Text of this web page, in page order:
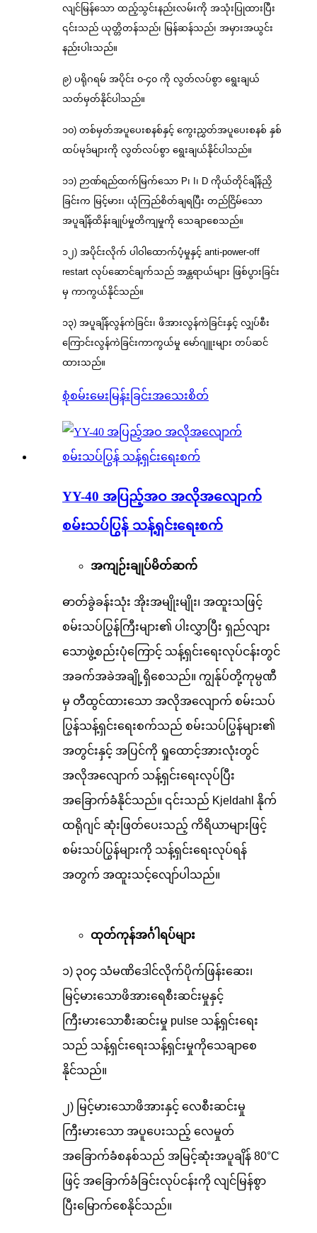
လျင်မြန်သော ထည့်သွင်းနည်းလမ်းကို အသုံးပြုထားပြီး
၎င်းသည် ယုတ္တိတန်သည်၊ မြန်ဆန်သည်၊ အမှားအယွင်း
နည်းပါးသည်။
၉) ပရိုဂရမ် အပိုင်း ၀-၄၀ ကို လွတ်လပ်စွာ ရွေးချယ်
သတ်မှတ်နိုင်ပါသည်။
၁၀) တစ်မှတ်အပူပေးစနစ်နှင့် ကွေးညွှတ်အပူပေးစနစ် နှစ်
ထပ်မုဒ်များကို လွတ်လပ်စွာ ရွေးချယ်နိုင်ပါသည်။
၁၁) ဉာဏ်ရည်ထက်မြက်သော P၊ I၊ D ကိုယ်တိုင်ချိန်ညှိ
ခြင်းက မြင့်မား၊ ယုံကြည်စိတ်ချရပြီး တည်ငြိမ်သော
အပူချိန်ထိန်းချုပ်မှုတိကျမှုကို သေချာစေသည်။
၁၂) အပိုင်းလိုက် ပါဝါထောက်ပံ့မှုနှင့် anti-power-off
restart လုပ်ဆောင်ချက်သည် အန္တရာယ်များ ဖြစ်ပွားခြင်း
မှ ကာကွယ်နိုင်သည်။
၁၃) အပူချိန်လွန်ကဲခြင်း၊ ဖိအားလွန်ကဲခြင်းနှင့် လျှပ်စီး
ကြောင်းလွန်ကဲခြင်းကာကွယ်မှု မော်ဂျူးများ တပ်ဆင်
ထားသည်။
စုံစမ်းမေးမြန်းခြင်းအသေးစိတ်
YY-40 အပြည့်အဝ အလိုအလျောက်
စမ်းသပ်ပြွန် သန့်ရှင်းရေးစက်
အကျဉ်းချုပ်မိတ်ဆက်
ဓာတ်ခွဲခန်းသုံး အိုးအမျိုးမျိုး၊ အထူးသဖြင့်
စမ်းသပ်ပြွန်ကြီးများ၏ ပါးလွှာပြီး ရှည်လျား
သောဖွဲ့စည်းပုံကြောင့် သန့်ရှင်းရေးလုပ်ငန်းတွင်
အခက်အခဲအချို့ရှိစေသည်။ ကျွန်ုပ်တို့ကုမ္ပဏီ
မှ တီထွင်ထားသော အလိုအလျောက် စမ်းသပ်
ပြွန်သန့်ရှင်းရေးစက်သည် စမ်းသပ်ပြွန်များ၏
အတွင်းနှင့် အပြင်ကို ရှုထောင့်အားလုံးတွင်
အလိုအလျောက် သန့်ရှင်းရေးလုပ်ပြီး
အခြောက်ခံနိုင်သည်။ ၎င်းသည် Kjeldahl နိုက်
ထရိုဂျင် ဆုံးဖြတ်ပေးသည့် ကိရိယာများဖြင့်
စမ်းသပ်ပြွန်များကို သန့်ရှင်းရေးလုပ်ရန်
အတွက် အထူးသင့်လျော်ပါသည်။
ထုတ်ကုန်အင်္ဂါရပ်များ
၁) ၃၀၄ သံမဏိဒေါင်လိုက်ပိုက်ဖြန်းဆေး၊
မြင့်မားသောဖိအားရေစီးဆင်းမှုနှင့်
ကြီးမားသောစီးဆင်းမှု pulse သန့်ရှင်းရေး
သည် သန့်ရှင်းရေးသန့်ရှင်းမှုကိုသေချာစေ
နိုင်သည်။
၂) မြင့်မားသောဖိအားနှင့် လေစီးဆင်းမှု
ကြီးမားသော အပူပေးသည့် လေမှုတ်
အခြောက်ခံစနစ်သည် အမြင့်ဆုံးအပူချိန် 80°C
ဖြင့် အခြောက်ခံခြင်းလုပ်ငန်းကို လျင်မြန်စွာ
ပြီးမြောက်စေနိုင်သည်။